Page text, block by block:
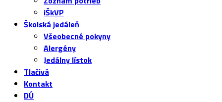
iŠkVP
Školská jedáleň
Všeobecné pokyny
Alergény
Jedálny lístok
Tlačivá
Kontakt
DÚ